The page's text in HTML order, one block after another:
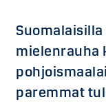
mielenrauha
paremmat